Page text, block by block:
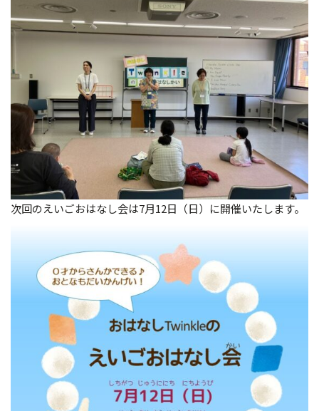
次回のえいごおはなし会は7月12日（日）に開催いたします。